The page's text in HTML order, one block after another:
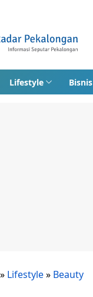
Lifestyle Bisnis
» Lifestyle» Beauty